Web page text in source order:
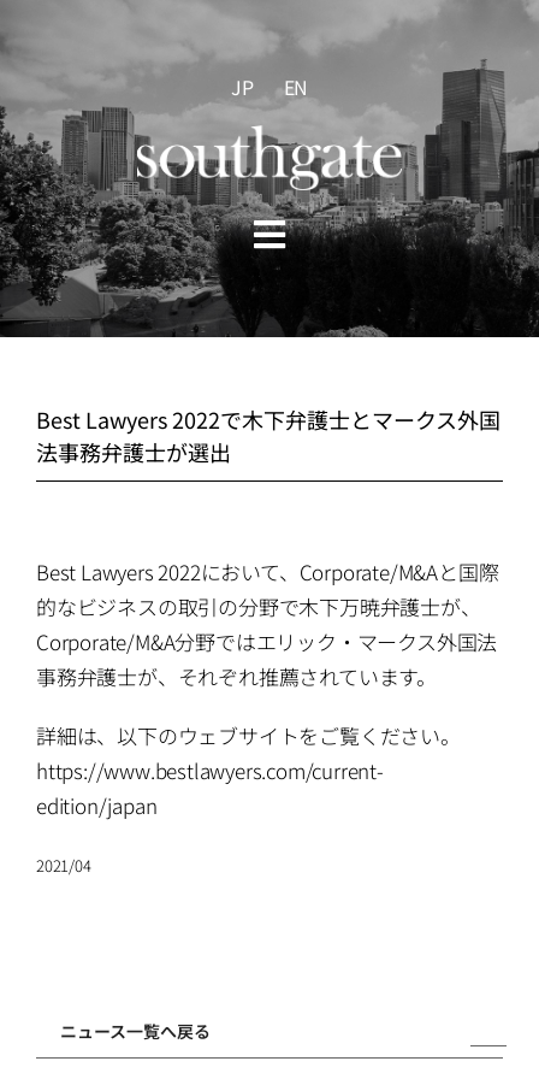
to
JP EN
Toggle
Navigation
HOME
PRACTICE AREAS
CAREERS
CONTACT
Best Lawyers 2022で木下弁護士とマークス外国
法事務弁護士が選出
Best Lawyers 2022において、Corporate/M&Aと国際
的なビジネスの取引の分野で木下万暁弁護士が、
Corporate/M&A分野ではエリック・マークス外国法
事務弁護士が、それぞれ推薦されています。
詳細は、以下のウェブサイトをご覧ください。
https://www.bestlawyers.com/current-
edition/japan
2021/04
ニュース一覧へ戻る